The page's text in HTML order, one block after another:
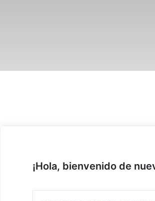
¡Hola, bienvenido de